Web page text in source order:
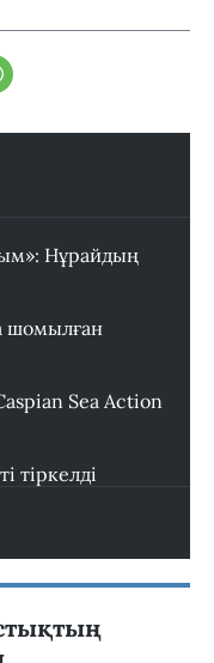
Нұрайдың
шомылған
Sea Action
тіркелді